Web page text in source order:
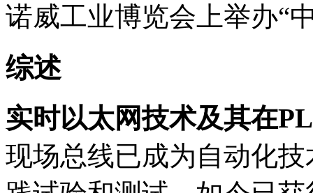
诺威工业博览会上举办“
综述
实时以太网技术及其在
现场总线已成为自动化